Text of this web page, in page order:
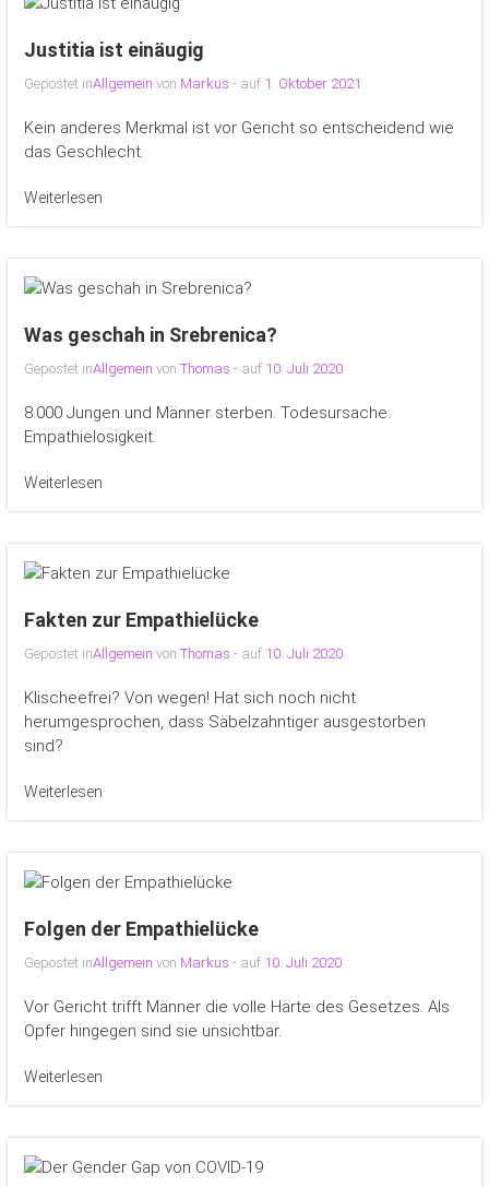
Justitia ist einäugig
Gepostet inAllgemein von Markus - auf 1. Oktober 2021
Kein anderes Merkmal ist vor Gericht so entscheidend wie
das Geschlecht.
Weiterlesen
Was geschah in Srebrenica?
Gepostet inAllgemein von Thomas - auf 10. Juli 2020
8.000 Jungen und Männer sterben. Todesursache:
Empathielosigkeit.
Weiterlesen
Fakten zur Empathielücke
Gepostet inAllgemein von Thomas - auf 10. Juli 2020
Klischeefrei? Von wegen! Hat sich noch nicht
herumgesprochen, dass Säbelzahntiger ausgestorben
sind?
Weiterlesen
Folgen der Empathielücke
Gepostet inAllgemein von Markus - auf 10. Juli 2020
Vor Gericht trifft Männer die volle Härte des Gesetzes. Als
Opfer hingegen sind sie unsichtbar.
Weiterlesen